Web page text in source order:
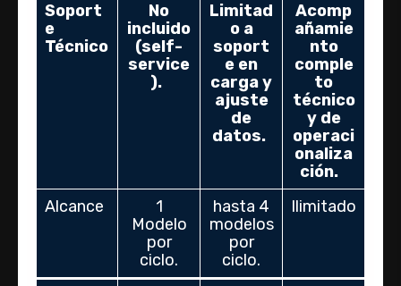
Soport
e
Técnico
No
incluido
(self-
service
).
Limitad
o a
soport
e en
carga y
ajuste
de
datos.
Acomp
añamie
nto
comple
to
técnico
y de
operaci
onaliza
ción.
Alcance
1
Modelo
por
ciclo.
hasta 4
modelos
por
ciclo.
Ilimitado